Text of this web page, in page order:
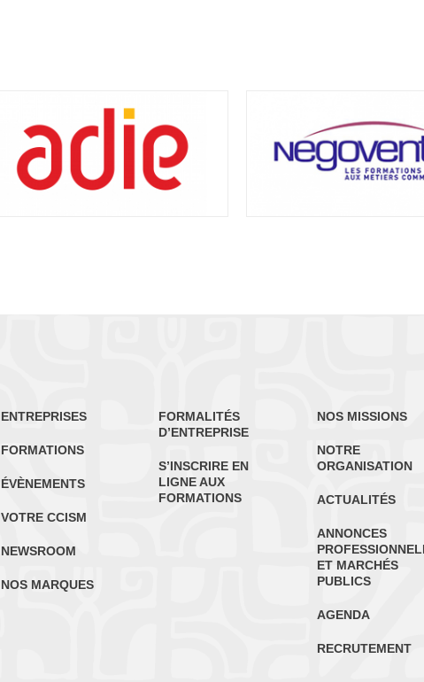
ENTREPRISES
FORMATIONS
ÉVÈNEMENTS
VOTRE CCISM
NEWSROOM
NOS MARQUES
FORMALITÉS
D’ENTREPRISE
S’INSCRIRE EN
LIGNE AUX
FORMATIONS
NOS MISSIONS
NOTRE
ORGANISATION
ACTUALITÉS
ANNONCES
ET MARCHÉS
PUBLICS
AGENDA
RECRUTEMENT